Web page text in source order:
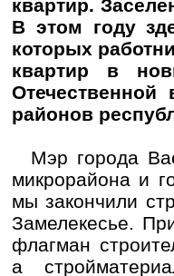
квартир.
В этом году
которых
квартир в
районов
Мэр города
микрорайона и
мы закончили
Замелекесье.
флагман
а